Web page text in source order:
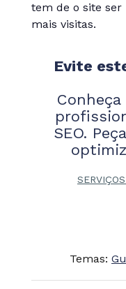
tem de o site
mais visitas.
Evite
SEO.
Temas: